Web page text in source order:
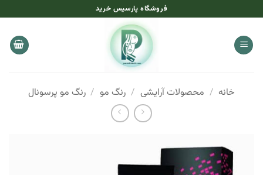
to
content
فروشگاه پارسیس خرید
خانه / محصولات آرایشی / رنگ مو / رنگ مو پرسونال